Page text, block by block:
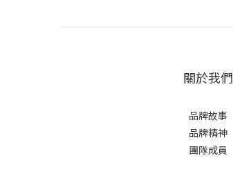
關於我們
品牌故事
品牌精神
團隊成員